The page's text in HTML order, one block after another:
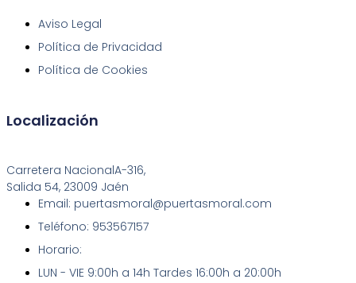
Aviso Legal
Política de Privacidad
Política de Cookies
Localización
Carretera NacionalA-316,
Salida 54, 23009 Jaén
Email: puertasmoral@puertasmoral.com
Teléfono: 953567157
Horario:
LUN - VIE 9:00h a 14h Tardes 16:00h a 20:00h